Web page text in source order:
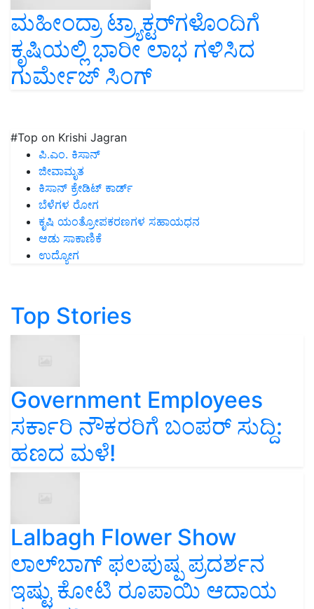
ಮಹೀಂದ್ರಾ ಟ್ರ್ಯಾಕ್ಟರ್‌ಗಳೊಂದಿಗೆ
ಕೃಷಿಯಲ್ಲಿ ಭಾರೀ ಲಾಭ ಗಳಿಸಿದ
ಗುರ್ಮೇಜ್‌ ಸಿಂಗ್‌
#Top on Krishi Jagran
ಪಿ.ಎಂ. ಕಿಸಾನ್
ಜೀವಾಮೃತ
ಕಿಸಾನ್ ಕ್ರೇಡಿಟ್ ಕಾರ್ಡ್
ಬೆಳೆಗಳ ರೋಗ
ಕೃಷಿ ಯಂತ್ರೋಪಕರಣಗಳ ಸಹಾಯಧನ
ಆಡು ಸಾಕಾಣಿಕೆ
ಉದ್ಯೋಗ
Top Stories
Government Employees
ಸರ್ಕಾರಿ ನೌಕರರಿಗೆ ಬಂಪರ್‌ ಸುದ್ದಿ:
ಹಣದ ಮಳೆ!
Lalbagh Flower Show
ಲಾಲ್‌ಬಾಗ್ ಫಲಪುಷ್ಪ ಪ್ರದರ್ಶನ
ಇಷ್ಟು ಕೋಟಿ ರೂಪಾಯಿ ಆದಾಯ